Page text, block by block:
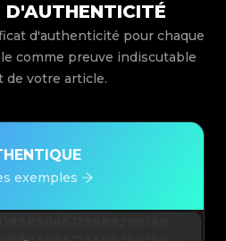
D'AUTHENTICITÉ
d'authenticité pour chaque
comme preuve indiscutable
de votre article.
exemples